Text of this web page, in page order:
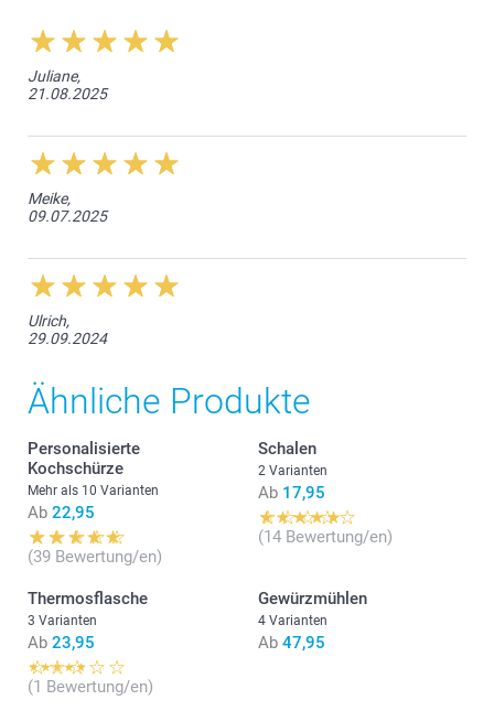
Juliane,
21.08.2025
Meike,
09.07.2025
Ulrich,
29.09.2024
Ähnliche Produkte
Personalisierte
Kochschürze
Mehr als 10 Varianten
Ab 22,95
(39 Bewertung/en)
Schalen
2 Varianten
Ab 17,95
(14 Bewertung/en)
Thermosflasche
3 Varianten
Ab 23,95
(1 Bewertung/en)
Gewürzmühlen
4 Varianten
Ab 47,95